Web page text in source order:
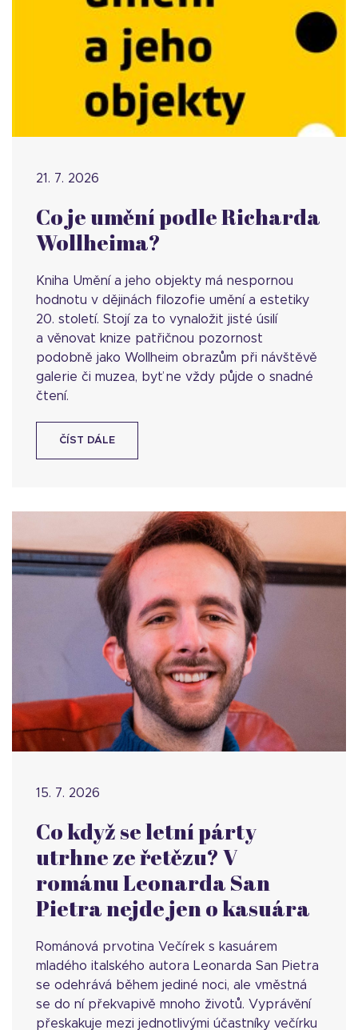
21. 7. 2026
Co je umění podle Richarda
Wollheima?
Kniha Umění a jeho objekty má nespornou
hodnotu v dějinách filozofie umění a estetiky
20. století. Stojí za to vynaložit jisté úsilí
a věnovat knize patřičnou pozornost
podobně jako Wollheim obrazům při návštěvě
galerie či muzea, byť ne vždy půjde o snadné
čtení.
ČÍST DÁLE
15. 7. 2026
Co když se letní párty
utrhne ze řetězu? V
románu Leonarda San
Pietra nejde jen o kasuára
Románová prvotina Večírek s kasuárem
mladého italského autora Leonarda San Pietra
se odehrává během jediné noci, ale vměstná
se do ní překvapivě mnoho životů. Vyprávění
přeskakuje mezi jednotlivými účastníky večírku